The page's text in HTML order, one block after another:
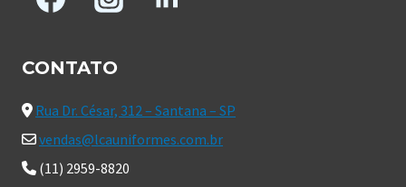
CONTATO
Rua Dr. César, 312 – Santana – SP
vendas@lcauniformes.com.br
(11) 2959-8820